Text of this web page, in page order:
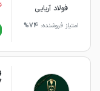
فولاد آریایی
امتیاز فروشنده: 74%